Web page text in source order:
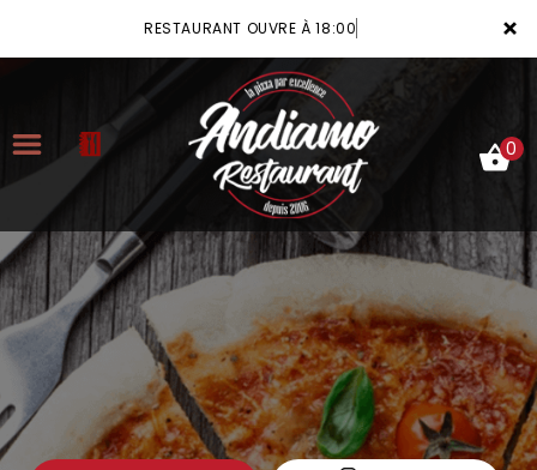
×
RESTAURANT OUVRE À 18:00
ACCUEIL
LA CARTE
VOTRE COMPTE
NOTRE RESTAURANT
0